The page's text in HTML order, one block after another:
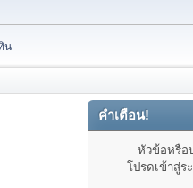
น
คำเตือน!
หัวข้อหรือ
โปรดเข้าสู่ร